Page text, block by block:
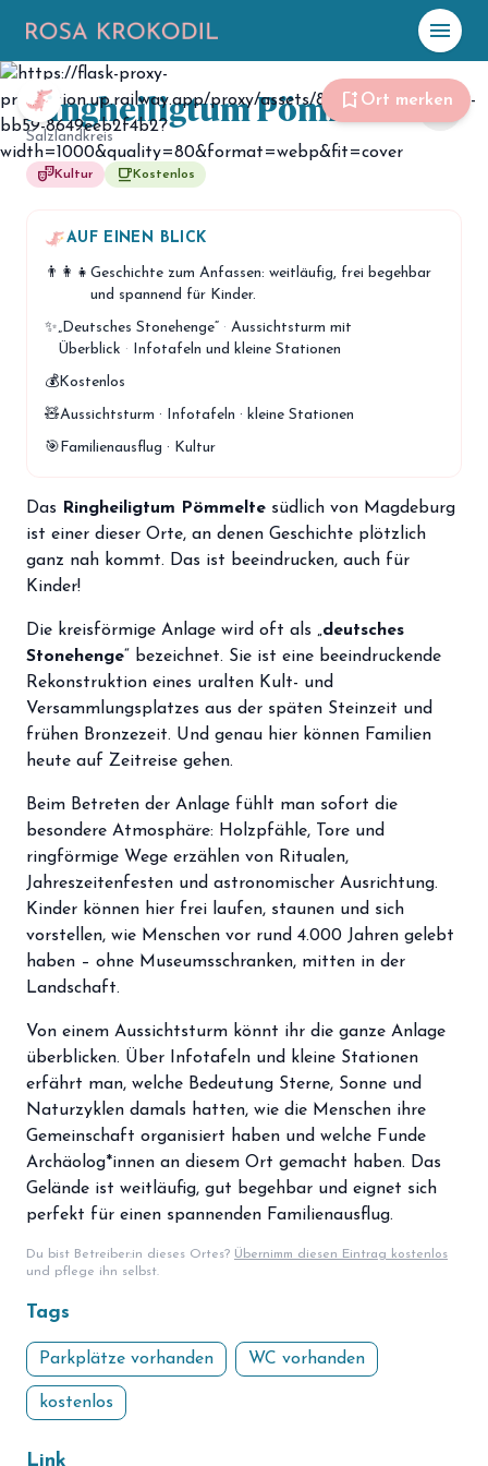
menu
☀️ Heute
Plane mit Kroki
celebration Events NEU
hiking Abenteuer
hotel Unterkünfte
menu_book Guides
map
storefront Shop
loyalty Mitgliedschaft
groups Entdecker Crew
login Anmelden / Registrieren
bookmark_add Ort merken
Foto: Rosa Krokodil
Ringheiligtum Pömmelte
Salzlandkreis
theater_comedyKultur free_breakfast Kostenlos
share
AUF EINEN BLICK
👨‍👩‍👧 Geschichte zum Anfassen: weitläufig, frei begehbar
und spannend für Kinder.
✨„Deutsches Stonehenge“ · Aussichtsturm mit
Überblick · Infotafeln und kleine Stationen
💰Kostenlos
🧸Aussichtsturm · Infotafeln · kleine Stationen
🎯Familienausflug · Kultur
Das Ringheiligtum Pömmelte südlich von Magdeburg
ist einer dieser Orte, an denen Geschichte plötzlich
ganz nah kommt. Das ist beeindrucken, auch für
Kinder!
Die kreisförmige Anlage wird oft als „deutsches
Stonehenge“ bezeichnet. Sie ist eine beeindruckende
Rekonstruktion eines uralten Kult- und
Versammlungsplatzes aus der späten Steinzeit und
frühen Bronzezeit. Und genau hier können Familien
heute auf Zeitreise gehen.
Beim Betreten der Anlage fühlt man sofort die
besondere Atmosphäre: Holzpfähle, Tore und
ringförmige Wege erzählen von Ritualen,
Jahreszeitenfesten und astronomischer Ausrichtung.
Kinder können hier frei laufen, staunen und sich
vorstellen, wie Menschen vor rund 4.000 Jahren gelebt
haben – ohne Museumsschranken, mitten in der
Landschaft.
Von einem Aussichtsturm könnt ihr die ganze Anlage
überblicken. Über Infotafeln und kleine Stationen
erfährt man, welche Bedeutung Sterne, Sonne und
Naturzyklen damals hatten, wie die Menschen ihre
Gemeinschaft organisiert haben und welche Funde
Archäolog*innen an diesem Ort gemacht haben. Das
Gelände ist weitläufig, gut begehbar und eignet sich
perfekt für einen spannenden Familienausflug.
Du bist Betreiber:in dieses Ortes? Übernimm diesen Eintrag kostenlos
und pflege ihn selbst.
Tags
Parkplätze vorhanden WC vorhanden
kostenlos
Link